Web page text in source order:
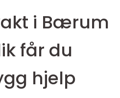
i Bærum
får du
hjelp